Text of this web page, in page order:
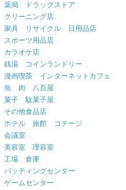
薬局 ドラッグストア
クリーニング店
家具 リサイクル 日用品店
スポーツ用品店
カラオケ店
銭湯 コインランドリー
漫画喫茶 インターネットカフェ
魚 肉 八百屋
菓子 駄菓子屋
その他食品店
ホテル 旅館 コテージ
会議室
美容室 理容室
工場 倉庫
バッティングセンター
ゲームセンター